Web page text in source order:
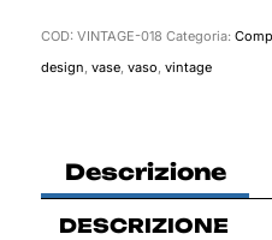
COD: VINTAGE-018 Categoria:
design, vase, vaso, vintage
Descrizione
DESCRIZIONE